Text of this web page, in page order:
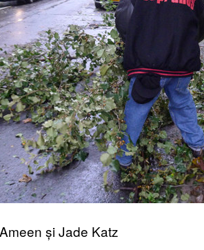
și Jade Katz